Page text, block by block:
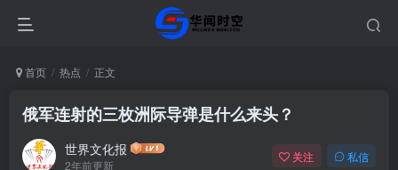
首页 热点 正文
俄军连射的三枚洲际导弹是什么来头？
世界文化报
2年前更新
关注 私信